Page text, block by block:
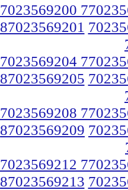
7023569200
87023569201
7023569204
87023569205
7023569208
87023569209
7023569212
87023569213